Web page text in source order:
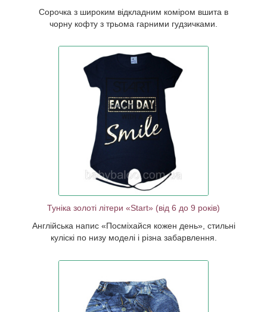
Сорочка з широким відкладним коміром вшита в
чорну кофту з трьома гарними гудзичками.
Туніка золоті літери «Start» (від 6 до 9 років)
Англійська напис «Посміхайся кожен день», стильні
куліскі по низу моделі і різна забарвлення.